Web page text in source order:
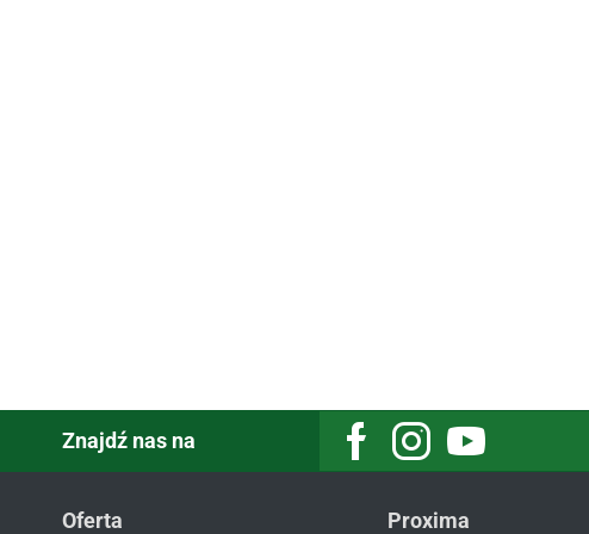
Znajdź nas na
Oferta Proxima